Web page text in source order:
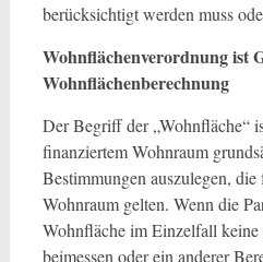
berücksichtigt werden muss
Wohnflächenverordnung ist
Wohnflächenberechnung
Der Begriff der „Wohnfläche“
finanziertem Wohnraum
Bestimmungen auszulegen,
Wohnraum gelten. Wenn die
Wohnfläche im Einzelfall keine
beimessen oder ein anderer